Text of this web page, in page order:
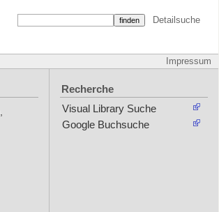
Detailsuche
Impressum
Recherche
Visual Library Suche
Google Buchsuche